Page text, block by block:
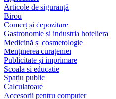
Articole de siguranță
Birou
Comerț și depozitare
Gastronomie si industria hoteliera
Medicină și cosmetologie
Menținerea curățeniei
Publicitate și imprimare
Scoala si educatie
Spațiu public
Calculatoare
Accesorii pentru computer